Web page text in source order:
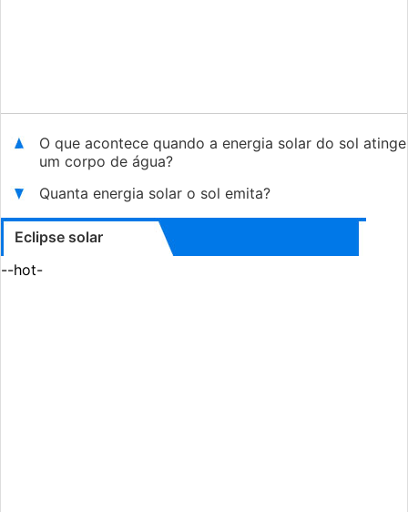
O que acontece quando a energia solar do sol atinge
um corpo de água?
Quanta energia solar o sol emita?
Eclipse solar
--hot-